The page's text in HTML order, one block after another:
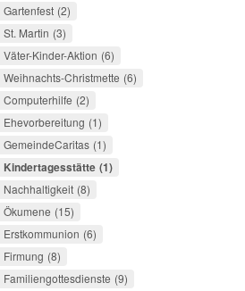
Gartenfest 2
St. Martin 3
Väter-Kinder-Aktion 6
Weihnachts-Christmette 6
Computerhilfe 2
Ehevorbereitung 1
GemeindeCaritas 1
Kindertagesstätte 1
Nachhaltigkeit 8
Ökumene 15
Erstkommunion 6
Firmung 8
Familiengottesdienste 9